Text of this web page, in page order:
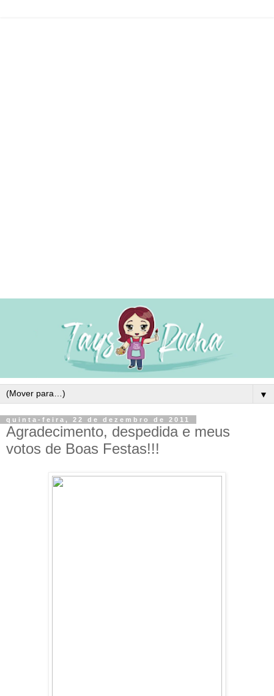
▼
quinta-feira, 22 de dezembro de 2011
Agradecimento, despedida e meus
votos de Boas Festas!!!